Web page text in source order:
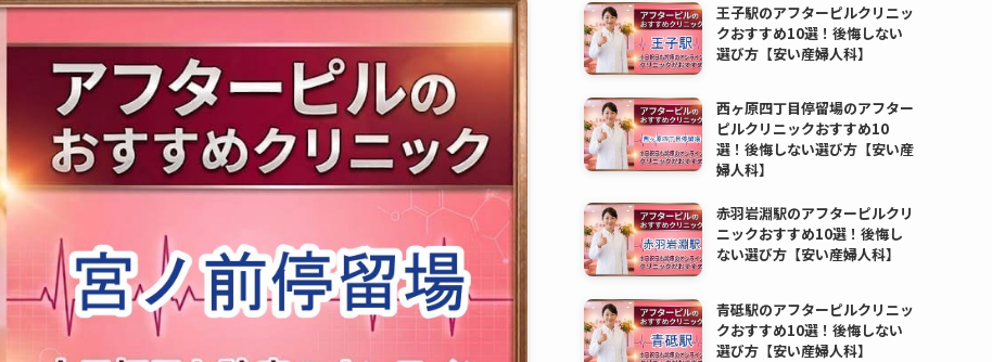
王子駅のアフターピルクリニッ
クおすすめ10選！後悔しない
選び方【安い産婦人科】
西ヶ原四丁目停留場のアフター
ピルクリニックおすすめ10
選！後悔しない選び方【安い産
婦人科】
赤羽岩淵駅のアフターピルクリ
ニックおすすめ10選！後悔し
ない選び方【安い産婦人科】
青砥駅のアフターピルクリニッ
クおすすめ10選！後悔しない
選び方【安い産婦人科】